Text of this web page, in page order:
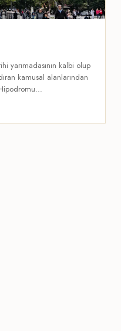
yarımadasının kalbi olup
kamusal alanlarından